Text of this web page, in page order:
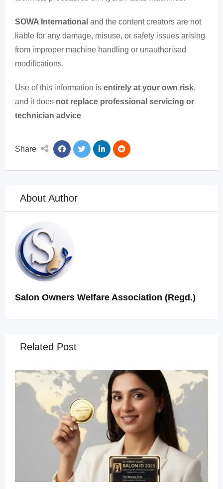
SOWA International and the content creators are not
liable for any damage, misuse, or safety issues arising
from improper machine handling or unauthorised
modifications.
Use of this information is entirely at your own risk,
and it does not replace professional servicing or
technician advice
Share
About Author
Salon Owners Welfare Association (Regd.)
Related Post